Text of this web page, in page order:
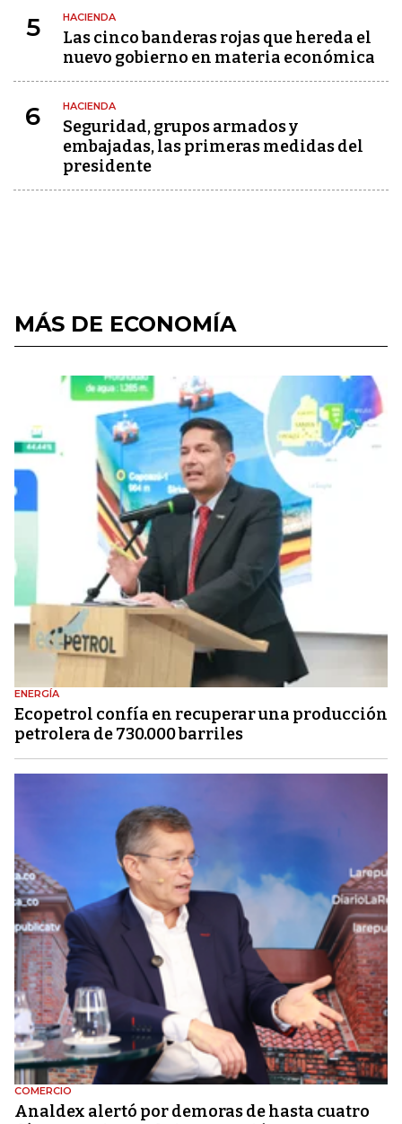
5 HACIENDA
Las cinco banderas rojas que hereda el
nuevo gobierno en materia económica
6 HACIENDA
Seguridad, grupos armados y
embajadas, las primeras medidas del
presidente
MÁS DE ECONOMÍA
ENERGÍA
Ecopetrol confía en recuperar una producción
petrolera de 730.000 barriles
COMERCIO
Analdex alertó por demoras de hasta cuatro